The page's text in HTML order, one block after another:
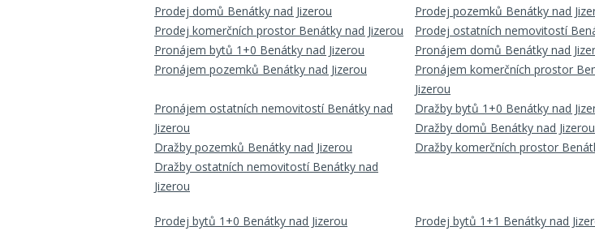
Prodej domů Benátky nad Jizerou
Prodej pozemků Benátky nad
Prodej komerčních prostor Benátky nad Jizerou
Prodej ostatních nemovitostí
Pronájem bytů 1+0 Benátky nad Jizerou
Pronájem domů Benátky nad
Pronájem pozemků Benátky nad Jizerou
Pronájem komerčních prostor
Jizerou
Pronájem ostatních nemovitostí Benátky nad
Jizerou
Dražby bytů 1+0 Benátky nad
Dražby domů Benátky nad Jizerou
Dražby pozemků Benátky nad Jizerou
Dražby komerčních prostor
Dražby ostatních nemovitostí Benátky nad
Jizerou
Prodej bytů 1+0 Benátky nad Jizerou
Prodej bytů 1+1 Benátky nad